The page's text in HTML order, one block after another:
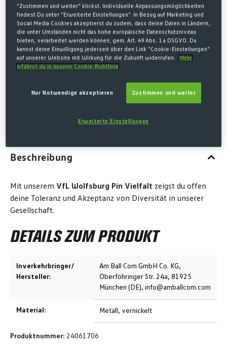
6,00 €*
* Preise inkl. MwSt. zzgl. Versandkosten
MENGE
Beschreibung
Mit unserem VfL Wolfsburg Pin Vielfalt zeigst du offen
deine Toleranz und Akzeptanz von Diversität in unserer
Gesellschaft.
DETAILS ZUM PRODUKT
Inverkehrbringer/
Hersteller:
Am Ball Com GmbH Co. KG,
Oberföhringer Str. 24a, 81925
München (DE), info@amballcom.com
Material: Metall, vernickelt
Produktnummer: 24061706
"Zustimmen und weiter" klickst. Individuelle Anpassungsmöglichkeiten
findest Du unter "Erweiterte Einstellungen". In Bezug auf Marketing und
Social Media Cookies akzeptierst du zudem, dass deine Daten in Ländern,
die unter Umständen nicht das hohe europäische Datenschutzniveau
bieten, verarbeitet werden können, gem. Art. 49 Abs. 1 a DSGVO. Du
kannst deine Einwilligung jederzeit über den Link "Cookie-Einstellungen"
auf unserer Website mit Wirkung für die Zukunft widerrufen.
Mehr
erfährst du in unserer Cookie-Richtlinie
Nur Notwendige akzeptieren Zustimmen und weiter
Erweiterte Einstellungen